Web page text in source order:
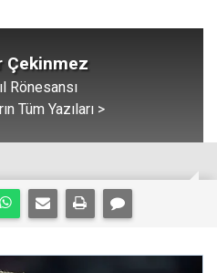
Çekinmez
Rönesansı
Tüm Yazıları >